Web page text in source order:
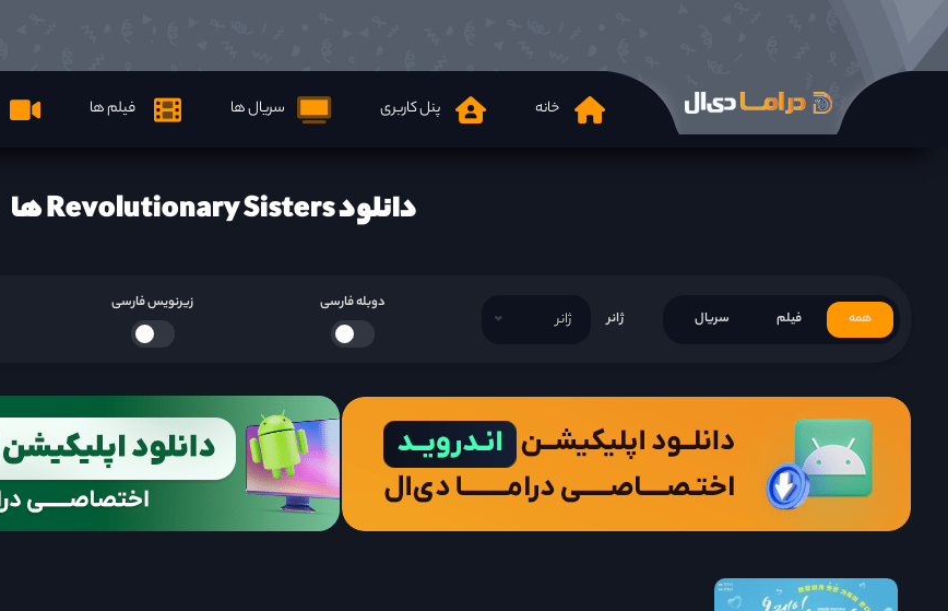
خانه پنل کاربری سریال ها فیلم ها
دانلود Revolutionary Sisters ها
همه فیلم سریال ژانر ژانر
دوبله فارسی زیرنویس فارسی